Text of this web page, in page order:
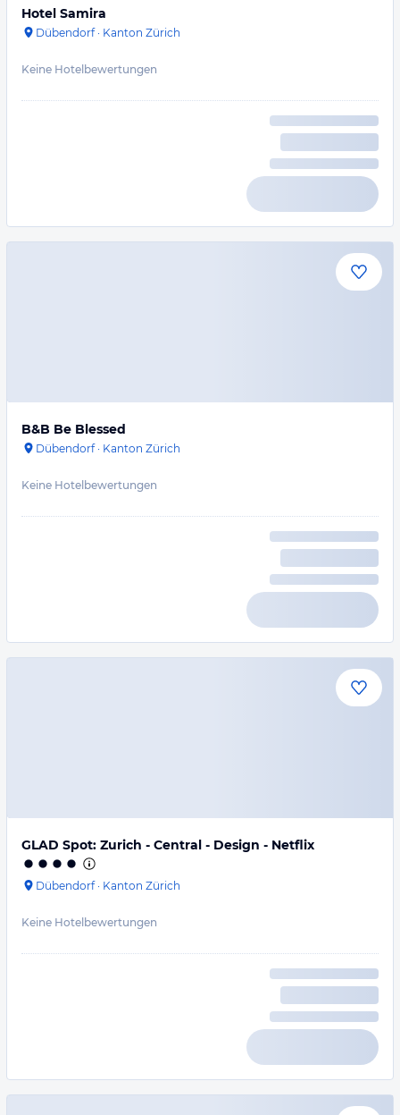
Hotel Samira
Dübendorf· Kanton Zürich
Keine Hotelbewertungen
B&B Be Blessed
Dübendorf· Kanton Zürich
Keine Hotelbewertungen
GLAD Spot: Zurich - Central - Design - Netflix
Dübendorf· Kanton Zürich
Keine Hotelbewertungen